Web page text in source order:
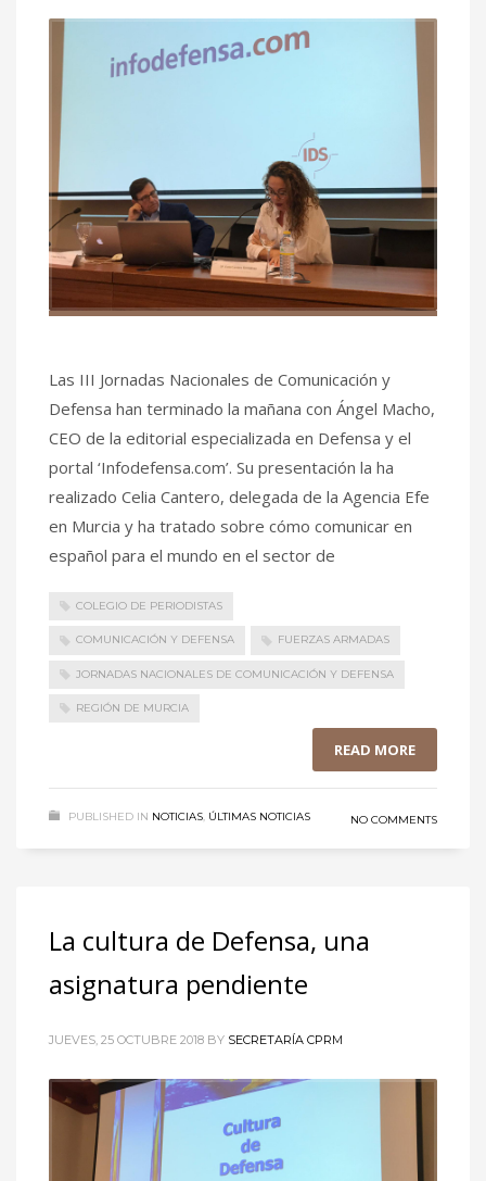
Las III Jornadas Nacionales de Comunicación y
Defensa han terminado la mañana con Ángel Macho,
CEO de la editorial especializada en Defensa y el
portal ‘Infodefensa.com’. Su presentación la ha
realizado Celia Cantero, delegada de la Agencia Efe
en Murcia y ha tratado sobre cómo comunicar en
español para el mundo en el sector de
COLEGIO DE PERIODISTAS
COMUNICACIÓN Y DEFENSA FUERZAS ARMADAS
JORNADAS NACIONALES DE COMUNICACIÓN Y DEFENSA
REGIÓN DE MURCIA
READ MORE
PUBLISHED IN NOTICIAS, ÚLTIMAS NOTICIAS NO COMMENTS
La cultura de Defensa, una
asignatura pendiente
JUEVES, 25 OCTUBRE 2018 BY SECRETARÍA CPRM